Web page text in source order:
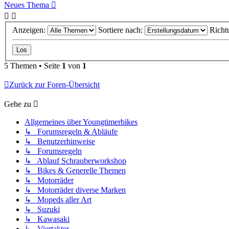
Neues Thema
Anzeigen: Sortiere nach:
5 Themen • Seite 1 von 1
Zurück zur Foren-Übersicht
Gehe zu
Allgemeines über Youngtimerbikes
↳ Forumsregeln & Abläufe
↳ Benutzerhinweise
↳ Forumsregeln
↳ Ablauf Schrauberworkshop
↳ Bikes & Generelle Themen
↳ Motorräder
↳ Motorräder diverse Marken
↳ Mopeds aller Art
↳ Suzuki
↳ Kawasaki